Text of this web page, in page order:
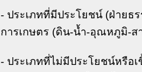
- ประเภทที่มีประโยชน์ (ฝ่ายธ
การเกษตร (ดิน-น้ำ-อุณหภูมิ-ส
- ประเภทที่ไม่มีประโยชน์หรือ